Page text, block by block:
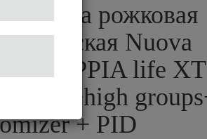
рожковая
Nuova
APPIA life
white+high
+ PID